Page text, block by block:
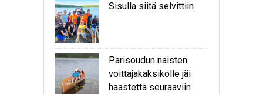
Sisulla siitä selvittiin
Parisoudun naisten
voittajakaksikolle jäi
haastetta seuraaviin